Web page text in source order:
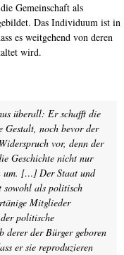
Gemeinschaft als
Das Individuum ist in
es weitgehend von deren
wird.
überall: Er schafft die
Gestalt, noch bevor der
vor, denn der
Geschichte nicht nur
um. […] Der Staat und
sowohl als politisch
Mitglieder
politische
derer der Bürger geboren
er sie reproduzieren